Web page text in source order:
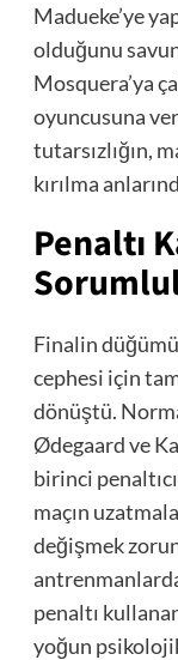
Madueke’ye
olduğunu
Mosquera’ya
oyuncusuna
tutarsızlığın,
kırılma
Penaltı
Finalin
cephesi için
dönüştü.
Ødegaard ve
birinci
maçın
değişmek
penaltı
yoğun psikolojik